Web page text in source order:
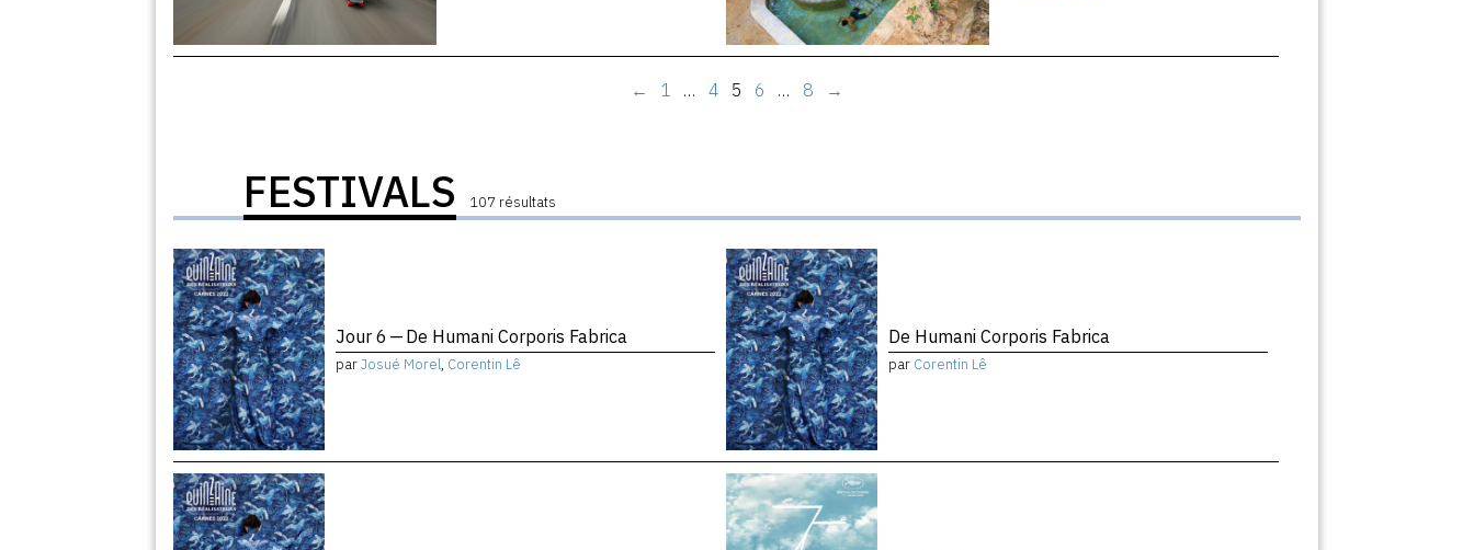
← 1 … 4 5 6 … 8 →
FESTIVALS 107 résultats
Jour 6 — De Humani Corporis Fabrica
parJosué Morel, Corentin Lê
De Humani Corporis Fabrica
par Corentin Lê